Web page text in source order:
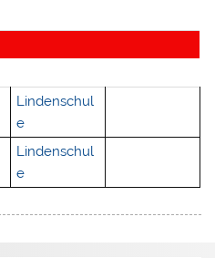
Lindenschul
e
Lindenschul
e